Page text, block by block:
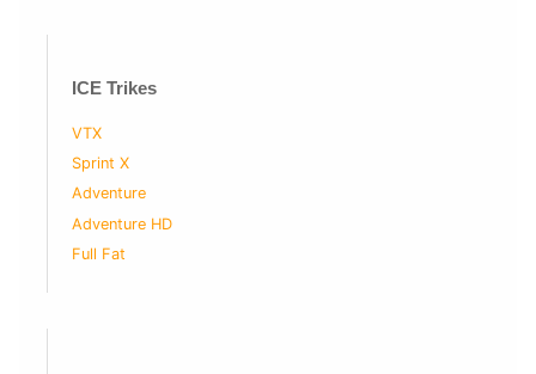
ICE Trikes
VTX
Sprint X
Adventure
Adventure HD
Full Fat